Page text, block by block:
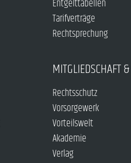
Entgelttabellen
Tarifverträge
Rechtsprechung
MITGLIEDSCHAFT
Rechtsschutz
Vorsorgewerk
Vorteilswelt
Akademie
Verlag